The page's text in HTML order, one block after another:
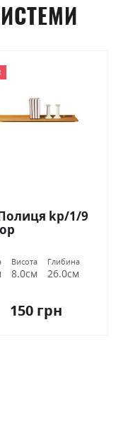
kp/1/9
Висота
8.0см
Глибина
26.0см
150 грн